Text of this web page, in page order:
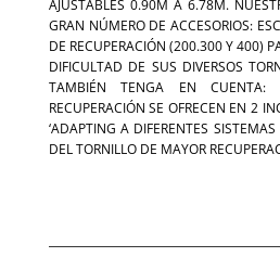
AJUSTABLES 0.90M A 6.78M.
GRAN NÚMERO DE ACCESORIOS:
DE RECUPERACIÓN (200.300 Y 400)
DIFICULTAD DE SUS DIVERSOS
TAMBIÉN TENGA EN CUENTA:
RECUPERACIÓN SE OFRECEN EN 2
‘ADAPTING A DIFERENTES
DEL TORNILLO DE MAYOR